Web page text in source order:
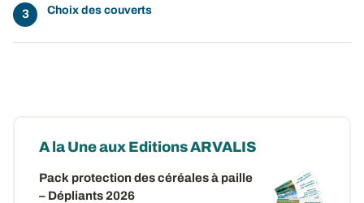
Choix des couverts
A la Une aux Editions ARVALIS
Pack protection des céréales à paille
– Dépliants 2026